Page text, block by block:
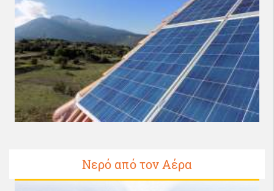
Νερό από τον Αέρα